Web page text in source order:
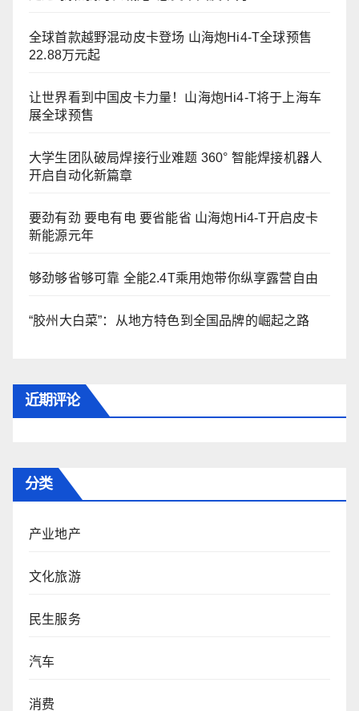
全球首款越野混动皮卡登场 山海炮Hi4-T全球预售
22.88万元起
让世界看到中国皮卡力量！山海炮Hi4-T将于上海车
展全球预售
大学生团队破局焊接行业难题 360° 智能焊接机器人
开启自动化新篇章
要劲有劲 要电有电 要省能省 山海炮Hi4-T开启皮卡
新能源元年
够劲够省够可靠 全能2.4T乘用炮带你纵享露营自由
“胶州大白菜”：从地方特色到全国品牌的崛起之路
近期评论
分类
产业地产
文化旅游
民生服务
汽车
消费